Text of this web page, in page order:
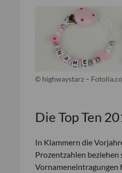
© highwaystarz –
Die Top Ten
In Klammern die
Prozentzahlen beziehen
Vornameneintragungen